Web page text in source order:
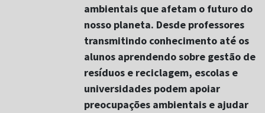
ambientais que afetam o futuro do
nosso planeta. Desde professores
transmitindo conhecimento até os
alunos aprendendo sobre gestão de
resíduos e reciclagem, escolas e
universidades podem apoiar
preocupações ambientais e ajudar